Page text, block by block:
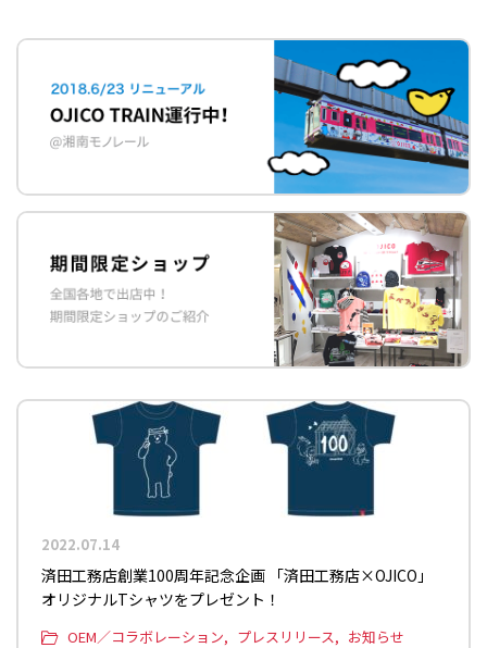
2022.07.14
済田工務店創業100周年記念企画 「済田工務店×OJICO」
オリジナルTシャツをプレゼント！
OEM／コラボレーション プレスリリース お知らせ